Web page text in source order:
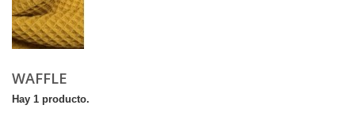
WAFFLE
Hay 1 producto.